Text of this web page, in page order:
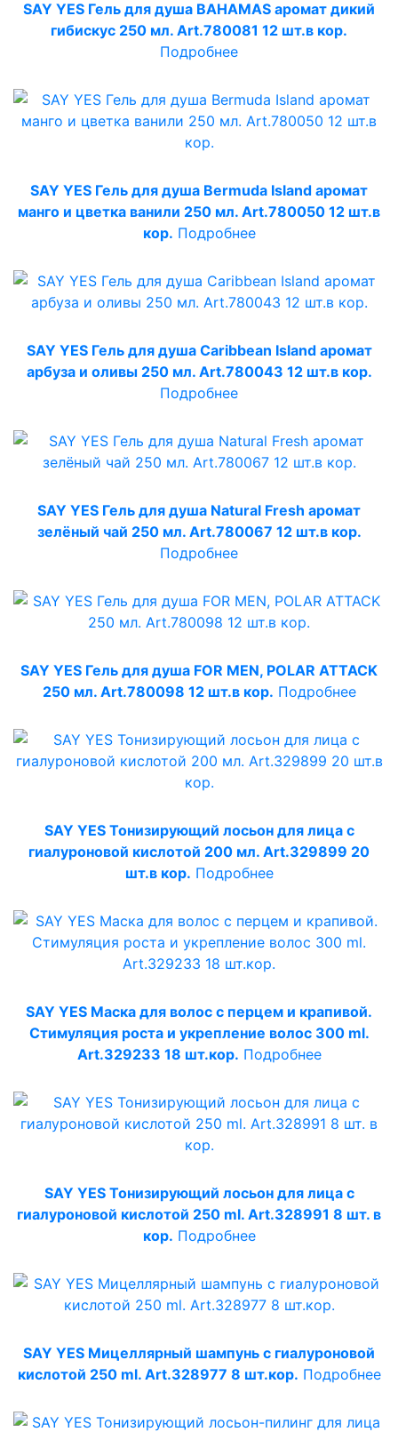
SAY YES Гель для душа BAHAMAS аромат дикий
гибискус 250 мл. Art.780081 12 шт.в кор.
Подробнее
SAY YES Гель для душа Bermuda Island аромат
манго и цветка ванили 250 мл. Art.780050 12 шт.в
кор. Подробнее
SAY YES Гель для душа Cаribbean Island аромат
арбуза и оливы 250 мл. Art.780043 12 шт.в кор.
Подробнее
SAY YES Гель для душа Natural Fresh аромат
зелёный чай 250 мл. Art.780067 12 шт.в кор.
Подробнее
SAY YES Гель для душа FOR MEN, POLAR ATTACK
250 мл. Art.780098 12 шт.в кор. Подробнее
SAY YES Тонизирующий лосьон для лица с
гиалуроновой кислотой 200 мл. Art.329899 20
шт.в кор. Подробнее
SAY YES Маска для волос с перцем и крапивой.
Стимуляция роста и укрепление волос 300 ml.
Art.329233 18 шт.кор. Подробнее
SAY YES Тонизирующий лосьон для лица с
гиалуроновой кислотой 250 ml. Art.328991 8 шт. в
кор. Подробнее
SAY YES Мицеллярный шампунь с гиалуроновой
кислотой 250 ml. Art.328977 8 шт.кор. Подробнее